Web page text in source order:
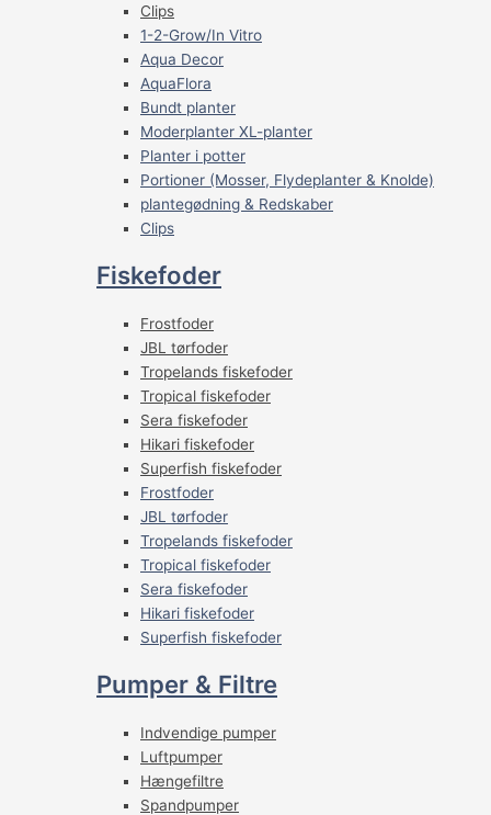
Clips
1-2-Grow/In Vitro
Aqua Decor
AquaFlora
Bundt planter
Moderplanter XL-planter
Planter i potter
Portioner (Mosser, Flydeplanter & Knolde)
plantegødning & Redskaber
Clips
Fiskefoder
Frostfoder
JBL tørfoder
Tropelands fiskefoder
Tropical fiskefoder
Sera fiskefoder
Hikari fiskefoder
Superfish fiskefoder
Frostfoder
JBL tørfoder
Tropelands fiskefoder
Tropical fiskefoder
Sera fiskefoder
Hikari fiskefoder
Superfish fiskefoder
Pumper & Filtre
Indvendige pumper
Luftpumper
Hængefiltre
Spandpumper